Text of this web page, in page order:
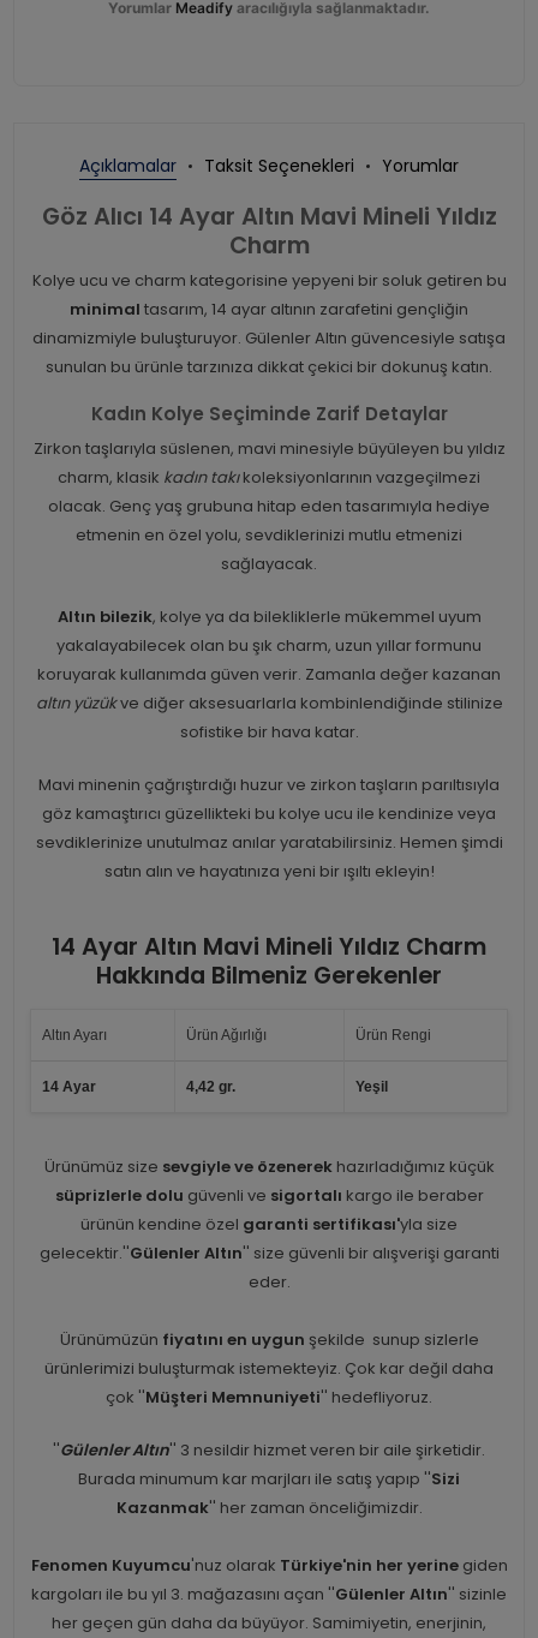
Yorumlar Meadify aracılığıyla sağlanmaktadır.
Açıklamalar Taksit Seçenekleri Yorumlar
Göz Alıcı 14 Ayar Altın Mavi Mineli Yıldız
Charm
Kolye ucu ve charm kategorisine yepyeni bir soluk getiren bu
minimal tasarım, 14 ayar altının zarafetini gençliğin
dinamizmiyle buluşturuyor. Gülenler Altın güvencesiyle satışa
sunulan bu ürünle tarzınıza dikkat çekici bir dokunuş katın.
Kadın Kolye Seçiminde Zarif Detaylar
Zirkon taşlarıyla süslenen, mavi minesiyle büyüleyen bu yıldız
charm, klasik kadın takıkoleksiyonlarının vazgeçilmezi
olacak. Genç yaş grubuna hitap eden tasarımıyla hediye
etmenin en özel yolu, sevdiklerinizi mutlu etmenizi
sağlayacak.
Altın bilezik, kolye ya da bilekliklerle mükemmel uyum
yakalayabilecek olan bu şık charm, uzun yıllar formunu
koruyarak kullanımda güven verir. Zamanla değer kazanan
altın yüzükve diğer aksesuarlarla kombinlendiğinde stilinize
sofistike bir hava katar.
Mavi minenin çağrıştırdığı huzur ve zirkon taşların parıltısıyla
göz kamaştırıcı güzellikteki bu kolye ucu ile kendinize veya
sevdiklerinize unutulmaz anılar yaratabilirsiniz. Hemen şimdi
satın alın ve hayatınıza yeni bir ışıltı ekleyin!
14 Ayar Altın Mavi Mineli Yıldız Charm
Hakkında Bilmeniz Gerekenler
Altın Ayarı Ürün Ağırlığı Ürün Rengi
14 Ayar 4,42 gr. Yeşil
Ürünümüz size sevgiyle ve özenerekhazırladığımız küçük
süprizlerle dolu güvenli ve sigortalı kargo ile beraber
ürünün kendine özel garanti sertifikası'yla size
gelecektir.''Gülenler Altın'' size güvenli bir alışverişi garanti
eder.
Ürünümüzün fiyatını en uygun şekilde sunup sizlerle
ürünlerimizi buluşturmak istemekteyiz. Çok kar değil daha
çok ''Müşteri Memnuniyeti'' hedefliyoruz.
''Gülenler Altın'' 3 nesildir hizmet veren bir aile şirketidir.
Burada minumum kar marjları ile satış yapıp ''Sizi
Kazanmak'' her zaman önceliğimizdir.
Fenomen Kuyumcu'nuz olarak Türkiye'nin her yerinegiden
kargoları ile bu yıl 3. mağazasını açan ''Gülenler Altın'' sizinle
her geçen gün daha da büyüyor. Samimiyetin, enerjinin,